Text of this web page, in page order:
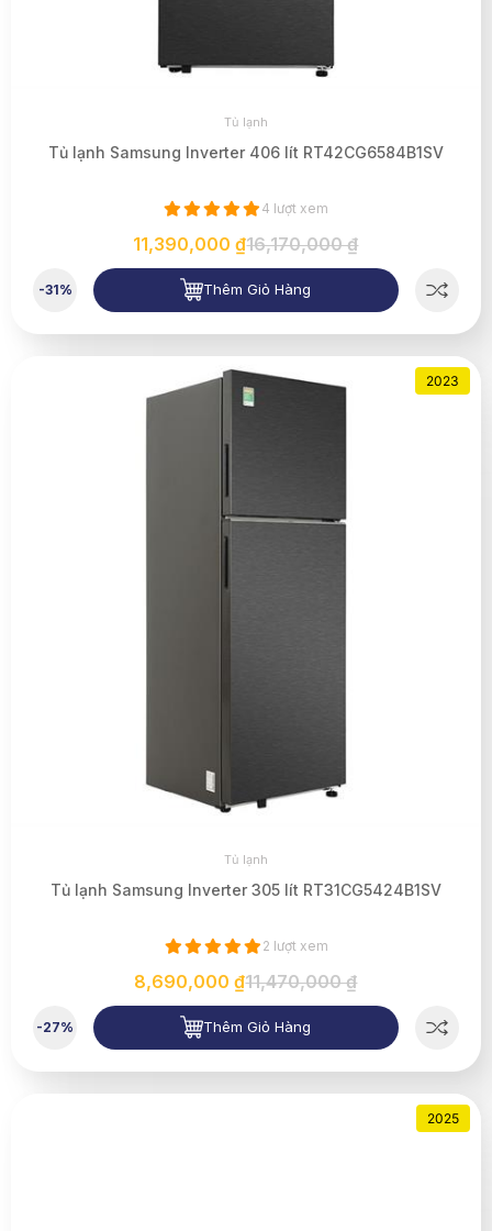
Tủ lạnh
Tủ lạnh Samsung Inverter 406 lít RT42CG6584B1SV
4 lượt xem
11,390,000 ₫16,170,000 ₫
-31% Thêm Giỏ Hàng
2023
Tủ lạnh
Tủ lạnh Samsung Inverter 305 lít RT31CG5424B1SV
2 lượt xem
8,690,000 ₫11,470,000 ₫
-27% Thêm Giỏ Hàng
2025